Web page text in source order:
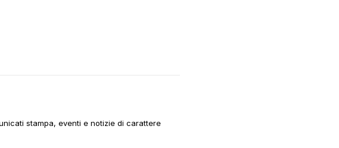
stampa, eventi e notizie di carattere